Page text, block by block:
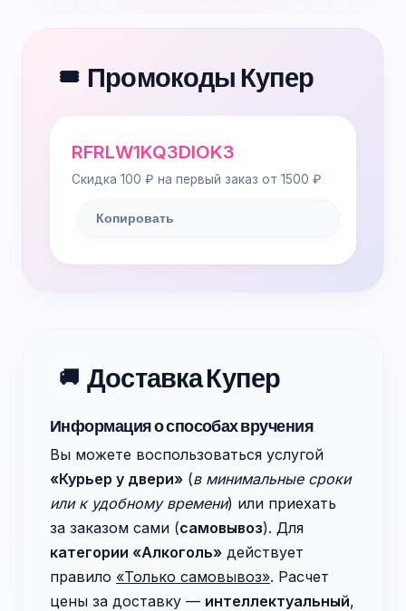
🎟️ Промокоды Купер
RFRLW1KQ3DIOK3
Скидка 100 ₽ на первый заказ от 1500 ₽
Копировать
🚚 Доставка Купер
Информация о способах вручения
Вы можете воспользоваться услугой
«Курьер у двери» (в минимальные сроки
или к удобному времени) или приехать
за заказом сами (самовывоз). Для
категории «Алкоголь» действует
правило «Только самовывоз». Расчет
цены за доставку — интеллектуальный,